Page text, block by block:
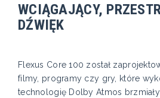
WCIĄGAJĄCY,
DŹWIĘK
Flexus Core 100 został
filmy, programy czy gry, które
technologię Dolby Atmos brzmiały